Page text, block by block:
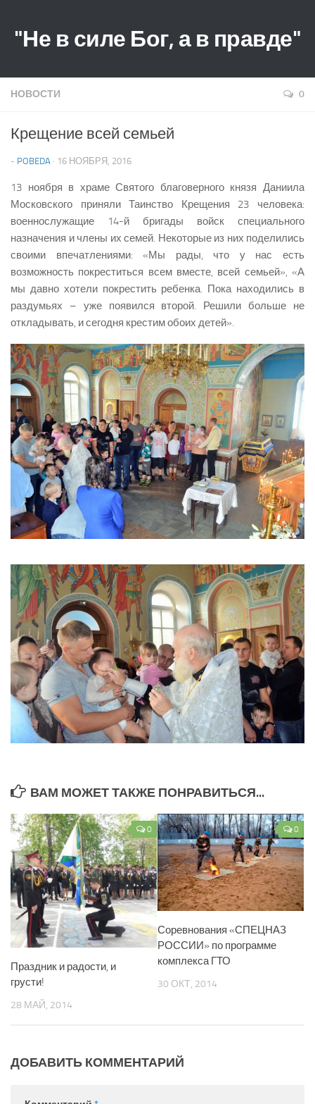
"Не в силе Бог, а в правде"
НОВОСТИ 0
Крещение всей семьей
- POBEDA · 16 НОЯБРЯ, 2016
13 ноября в храме Святого благоверного князя Даниила
Московского приняли Таинство Крещения 23 человека:
военнослужащие 14-й бригады войск специального
назначения и члены их семей. Некоторые из них поделились
своими впечатлениями: «Мы рады, что у нас есть
возможность покреститься всем вместе, всей семьей», «А
мы давно хотели покрестить ребенка. Пока находились в
раздумьях – уже появился второй. Решили больше не
откладывать, и сегодня крестим обоих детей».
ВАМ МОЖЕТ ТАКЖЕ ПОНРАВИТЬСЯ...
0
Праздник и радости, и
грусти!
28 МАЙ, 2014
0
Соревнования «СПЕЦНАЗ
РОССИИ» по программе
комплекса ГТО
30 ОКТ, 2014
ДОБАВИТЬ КОММЕНТАРИЙ